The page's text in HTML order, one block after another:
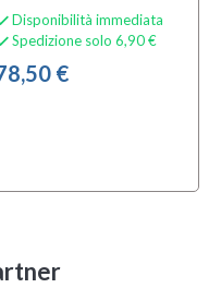
Disponibilità immediata
Spedizione solo 6,90 €
€